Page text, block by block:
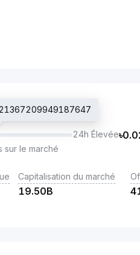
24h Élevée৳
sur le marché
Capitalisation du marché
19.50B